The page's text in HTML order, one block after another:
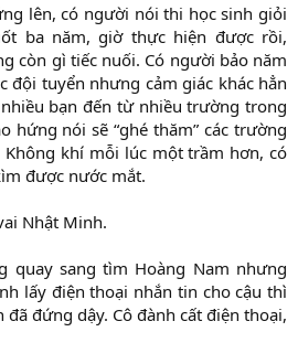
lên, có người nói thi học sinh giỏi
ba năm, giờ thực hiện được rồi,
còn gì tiếc nuối. Có người bảo năm
đội tuyển nhưng cảm giác khác hẳn
bạn đến từ nhiều trường trong
hứng nói sẽ “ghé thăm” các trường
Không khí mỗi lúc một trầm hơn, có
được nước mắt.
Nhật Minh.
quay sang tìm Hoàng Nam nhưng
lấy điện thoại nhắn tin cho cậu thì
đứng dậy. Cô đành cất điện thoại,